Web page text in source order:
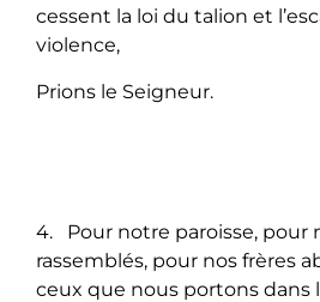
cessent la loi du talion et
violence,
Prions le Seigneur.
4. Pour notre paroisse, pour
rassemblés, pour nos frères
ceux que nous portons dans